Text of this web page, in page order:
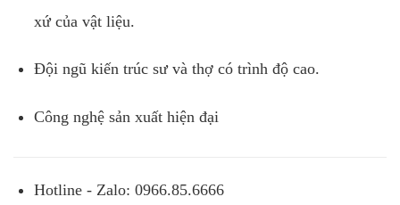
xứ của vật liệu.
Đội ngũ kiến trúc sư và thợ có trình độ cao.
Công nghệ sản xuất hiện đại
Hotline - Zalo: 0966.85.6666